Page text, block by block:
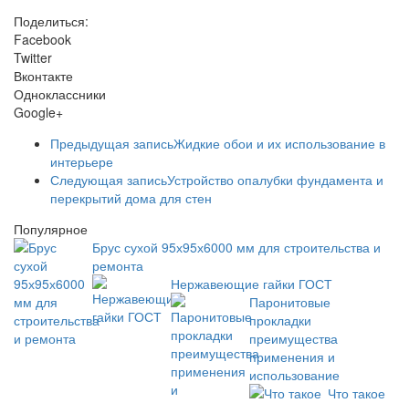
Поделиться:
Facebook
Twitter
Вконтакте
Одноклассники
Google+
Предыдущая записьЖидкие обои и их использование в
интерьере
Следующая записьУстройство опалубки фундамента и
перекрытий дома для стен
Популярное
Брус сухой 95х95х6000 мм для строительства и
ремонта
Нержавеющие гайки ГОСТ
Паронитовые
прокладки
преимущества
применения и
использование
Что такое